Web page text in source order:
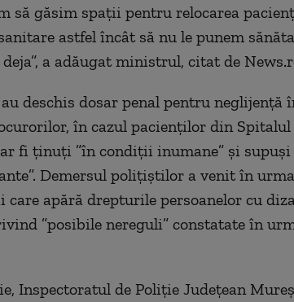
să găsim spaţii pentru relocarea
astfel încât să nu le punem
a adăugat ministrul, citat de
deschis dosar penal pentru neglijenţă
în cazul pacienţilor din
fi ţinuţi ”în condiţii inumane” şi
Demersul poliţiştilor a venit în
care apără drepturile persoanelor cu
”posibile nereguli” constatate în
Inspectoratul de Poliţie Judeţean